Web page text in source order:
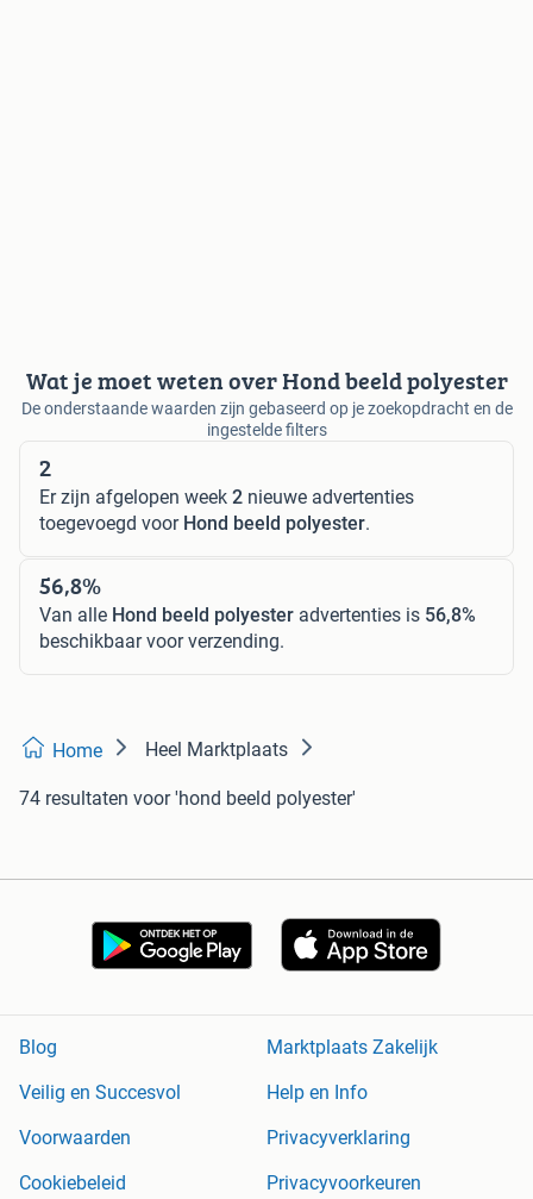
Wat je moet weten over Hond beeld polyester
De onderstaande waarden zijn gebaseerd op je zoekopdracht en de
ingestelde filters
2
Er zijn afgelopen week 2 nieuwe advertenties
toegevoegd voor Hond beeld polyester.
56,8%
Van alle Hond beeld polyester advertenties is 56,8%
beschikbaar voor verzending.
Home Heel Marktplaats
74 resultaten voor 'hond beeld polyester'
Blog
Marktplaats Zakelijk
Veilig en Succesvol
Help en Info
Voorwaarden
Privacyverklaring
Cookiebeleid
Privacyvoorkeuren